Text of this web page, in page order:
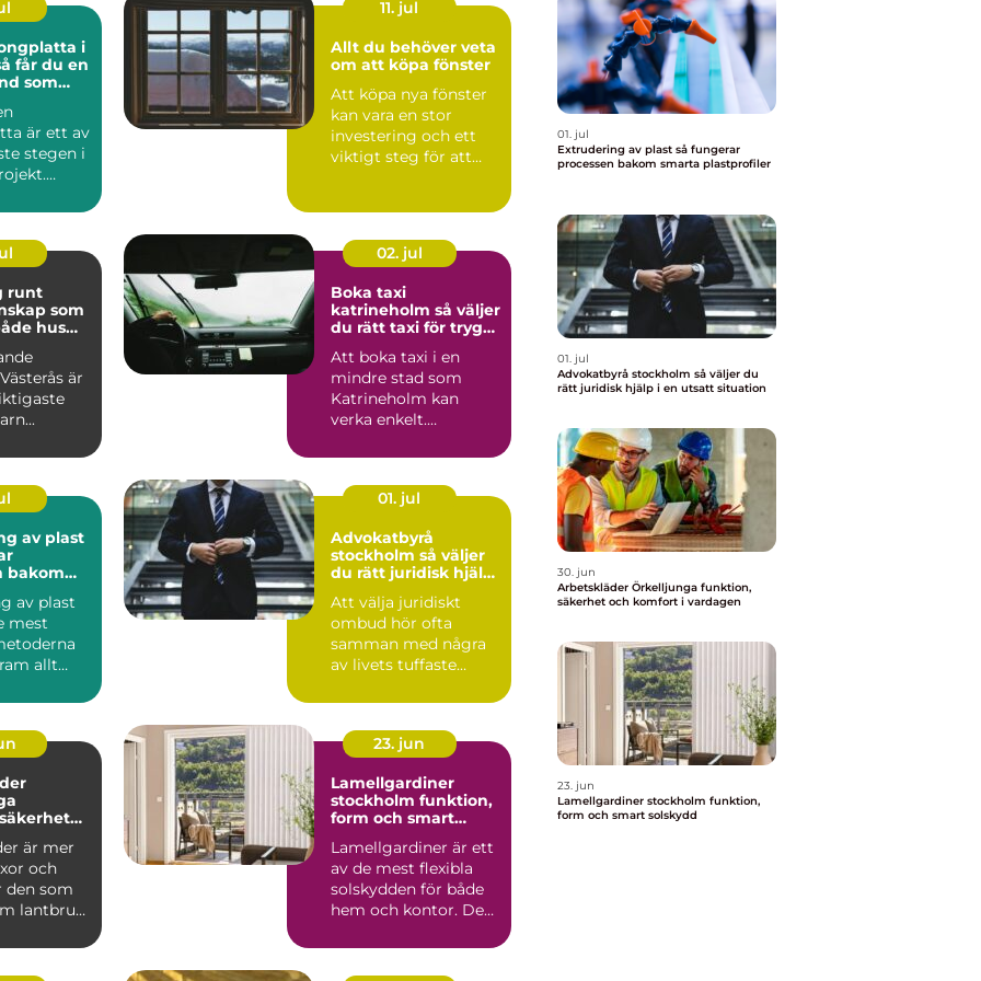
i
får du en
som
är ett av
stegen i
11. jul
Allt du behöver veta
om att köpa fönster
Att köpa nya fönster
kan vara en stor
investering och ett
viktigt steg för att
runt
som
hus
är
02. jul
Boka taxi
katrineholm så väljer
du rätt taxi för trygg
Att boka taxi i en
mindre stad som
Katrineholm kan
verka enkelt.
resenärer vara...
av plast
bakom
av plast
mest
allt
01. jul
Advokatbyrå
stockholm så väljer
du rätt juridisk hjälp
Att välja juridiskt
ombud hör ofta
samman med några
av livets tuffaste
vårdnadst...
är mer
och
den som
lantbruk,
23. jun
Lamellgardiner
stockholm funktion,
form och smart
Lamellgardiner är ett
av de mest flexibla
solskydden för både
hem och kontor. De
01. jul
Extrudering av plast så fungerar
processen bakom smarta plastprofiler
01. jul
Advokatbyrå stockholm så väljer du
rätt juridisk hjälp i en utsatt situation
30. jun
Arbetskläder Örkelljunga funktion,
säkerhet och komfort i vardagen
23. jun
Lamellgardiner stockholm funktion,
form och smart solskydd